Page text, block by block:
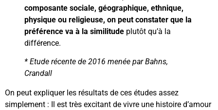
composante sociale, géographique, ethnique,
physique ou religieuse, on peut constater que la
préférence va à la similitude plutôt qu’à la
différence.
* Etude récente de 2016 menée par Bahns,
Crandall
On peut expliquer les résultats de ces études assez
simplement : Il est très excitant de vivre une histoire d’amour